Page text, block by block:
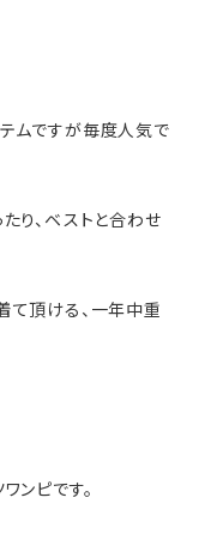
ムですが毎度人気で
り、ベストと合わせ
て頂ける、一年中重
ンピです。